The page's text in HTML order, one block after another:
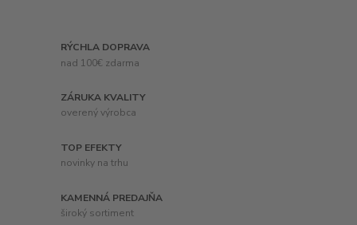
RÝCHLA DOPRAVA
nad 100€ zdarma
ZÁRUKA KVALITY
overený výrobca
TOP EFEKTY
novinky na trhu
KAMENNÁ PREDAJŇA
široký sortiment